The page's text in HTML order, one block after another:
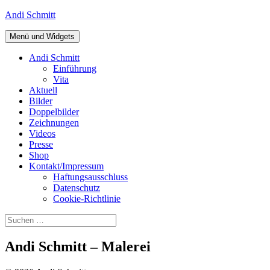
Zum
springen
Andi Schmitt
Menü und Widgets
Andi Schmitt
Einführung
Vita
Aktuell
Bilder
Doppelbilder
Zeichnungen
Videos
Presse
Shop
Kontakt/Impressum
Haftungsausschluss
Datenschutz
Cookie-Richtlinie
Suchen
nach:
Andi Schmitt – Malerei